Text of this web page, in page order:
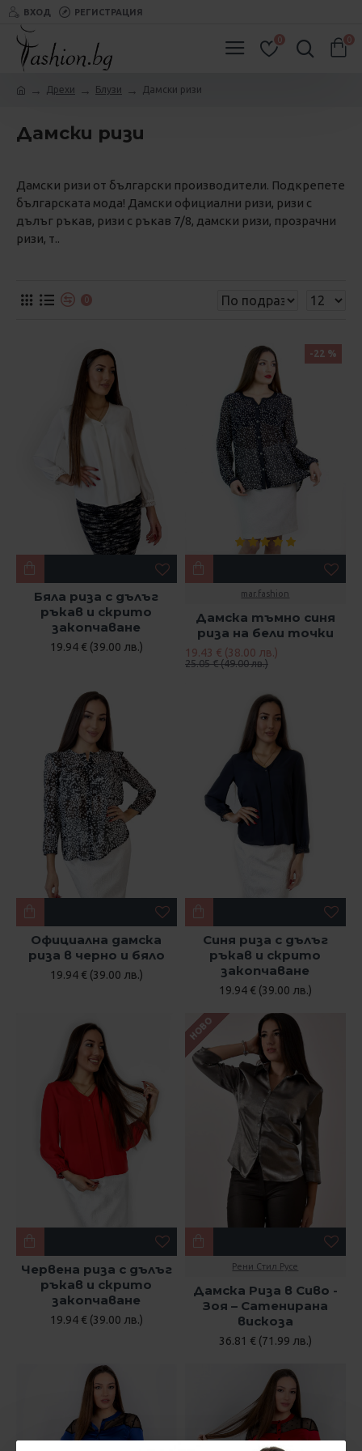
ВХОД РЕГИСТРАЦИЯ
0 0
Дрехи Блузи Дамски ризи
Дамски ризи
Дамски ризи от български производители. Подкрепете
българската мода! Дамски официални ризи, ризи с
дълъг ръкав, ризи с ръкав 7/8, дамски ризи, прозрачни
ризи, т..
0
Бяла риза с дълъг
ръкав и скрито
закопчаване
19.94 € (39.00 лв.)
-22 %
mar.fashion
Дамска тъмно синя
риза на бели точки
19.43 € (38.00 лв.)
25.05 € (49.00 лв.)
Официална дамска
риза в черно и бяло
19.94 € (39.00 лв.)
Синя риза с дълъг
ръкав и скрито
закопчаване
19.94 € (39.00 лв.)
Червена риза с дълъг
ръкав и скрито
закопчаване
19.94 € (39.00 лв.)
НОВО
Рени Стил Русе
Дамска Риза в Сиво -
Зоя – Сатенирана
вискоза
36.81 € (71.99 лв.)